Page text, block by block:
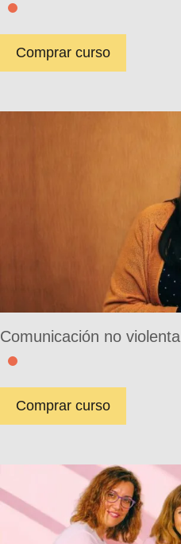
Comprar curso
Comunicación no violenta
Comprar curso